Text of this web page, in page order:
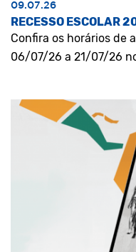
09.07.26
RECESSO ESCOLAR
Confira os horários de
06/07/26 a 21/07/26